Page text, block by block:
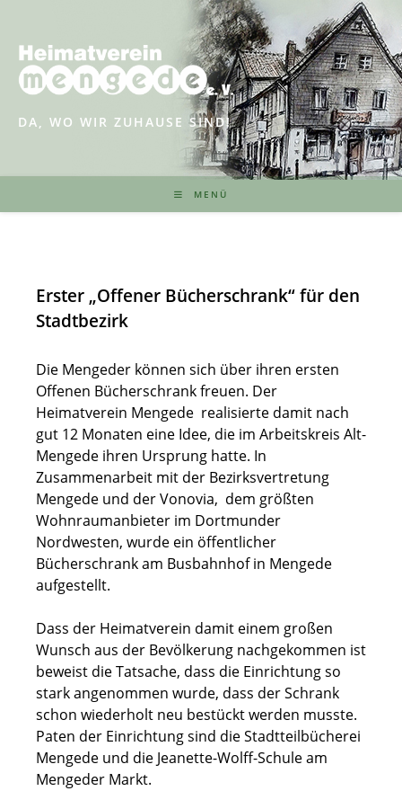
springen
DA, WO WIR ZUHAUSE SIND!
MENÜ
Erster „Offener Bücherschrank“ für den
Stadtbezirk
Die Mengeder können sich über ihren ersten
Offenen Bücherschrank freuen. Der
Heimatverein Mengede realisierte damit nach
gut 12 Monaten eine Idee, die im Arbeitskreis Alt-
Mengede ihren Ursprung hatte. In
Zusammenarbeit mit der Bezirksvertretung
Mengede und der Vonovia, dem größten
Wohnraumanbieter im Dortmunder
Nordwesten, wurde ein öffentlicher
Bücherschrank am Busbahnhof in Mengede
aufgestellt.
Dass der Heimatverein damit einem großen
Wunsch aus der Bevölkerung nachgekommen ist
beweist die Tatsache, dass die Einrichtung so
stark angenommen wurde, dass der Schrank
schon wiederholt neu bestückt werden musste.
Paten der Einrichtung sind die Stadtteilbücherei
Mengede und die Jeanette-Wolff-Schule am
Mengeder Markt.